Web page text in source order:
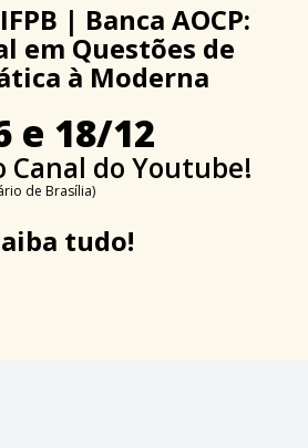
| Banca AOCP:
em Questões de
à Moderna
e 18/12
Canal do Youtube!
de Brasília)
tudo!